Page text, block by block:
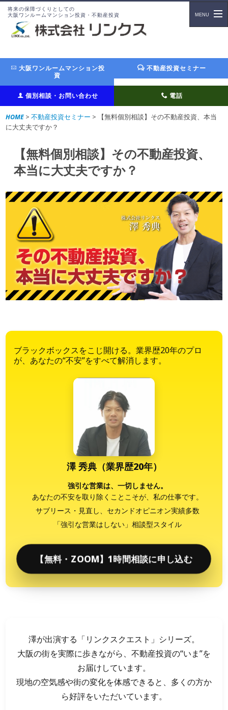
将来の保障づくりとしての
大阪ワンルームマンション投資・不動産投資
大阪ワンルームマンション投
資
不動産投資セミナー
個別相談・お問い合わせ 電話
HOME> 不動産投資セミナー > 【無料個別相談】その不動産投資、本当
に大丈夫ですか？
【無料個別相談】その不動産投資、
本当に大丈夫ですか？
ブラックボックスをこじ開ける。業界歴20年のプロ
が、あなたの“不安”をすべて解消します。
澤 秀典（業界歴20年）
強引な営業は、一切しません。
あなたの不安を取り除くことこそが、私の仕事です。
サブリース・見直し、セカンドオピニオン実績多数
「強引な営業はしない」相談型スタイル
【無料・ZOOM】1時間相談に申し込む
澤が出演する「リンクスクエスト」シリーズ。
大阪の街を実際に歩きながら、不動産投資の“いま”を
お届けしています。
現地の空気感や街の変化を体感できると、多くの方か
ら好評をいただいています。